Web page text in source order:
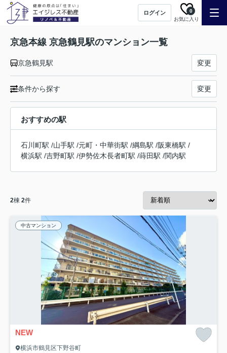
ログイン
お気に入り
0
京急本線 京急鶴見駅のマンション一覧
京急鶴見駅 変更
条件から探す 変更
おすすめの駅
石川町駅 /山手駅 /元町・中華街駅 /綱島駅 /阪東橋駅 /
横浜駅 /吉野町駅 /伊勢佐木長者町駅 /蒔田駅 /関内駅
2棟 2件
中古マンション
NEW
横浜市鶴見区下野谷町